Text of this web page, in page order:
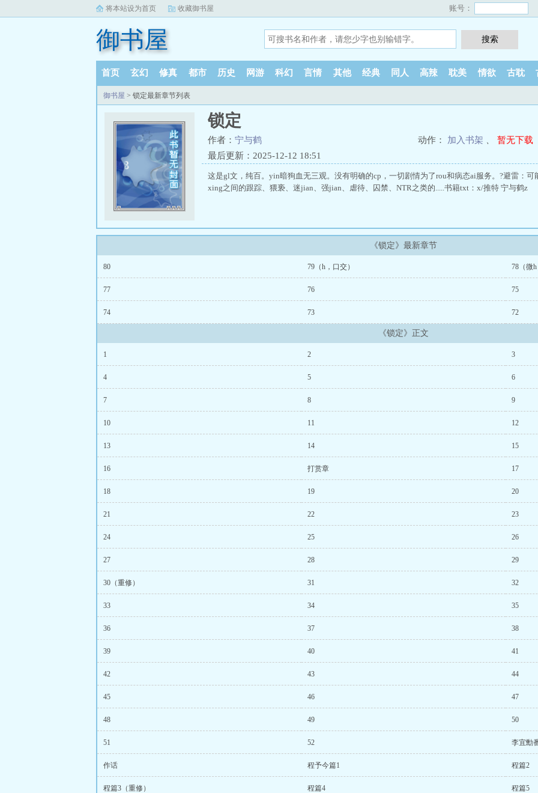
将本站设为首页 收藏御书屋 账号：
御书屋
首页 玄幻 修真 都市 历史 网游 科幻 言情 其他 经典 同人 高辣 耽美 情欲 古耽
御书屋 > 锁定最新章节列表
锁定
作者： 宁与鹤 动作： 加入书架
暂无下载
最后更新：2025-12-12 18:51
这是gl文，纯百。yin暗狗血无三观。没有明确的cp，一切剧情为了rou和病态ai服务。?避雷：
xing之间的跟踪、猥亵、迷jian、强jian、虐待、囚禁、NTR之类的.....书籍txt：x/推特 宁与鹤z
《锁定》最新章节
80 79（h，口交） 78（微
77 76 75
74 73 72
《锁定》正文
1 2 3
4 5 6
7 8 9
10 11 12
13 14 15
16 打赏章 17
18 19 20
21 22 23
24 25 26
27 28 29
30（重修） 31 32
33 34 35
36 37 38
39 40 41
42 43 44
45 46 47
48 49 50
51 52 李宜勳
作话 程予今篇1 程篇2
程篇3（重修） 程篇4 程篇5